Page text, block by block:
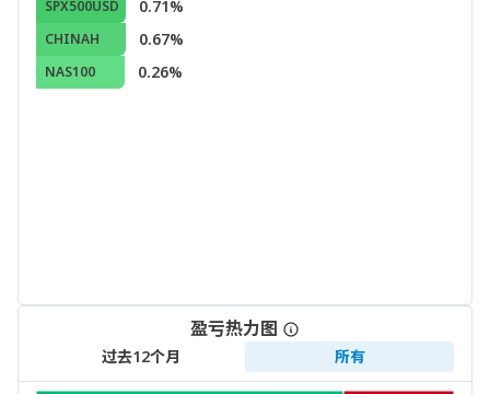
SPX500USD 0.71%
CHINAH 0.67%
NAS100 0.26%
盈亏热力图
过去12个月 所有